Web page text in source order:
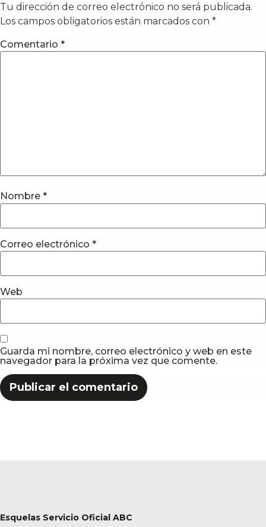
Tu dirección de correo electrónico no será publicada.
Los campos obligatorios están marcados con *
Comentario *
Nombre *
Correo electrónico *
Web
Guarda mi nombre, correo electrónico y web en este
navegador para la próxima vez que comente.
Esquelas Servicio Oficial ABC